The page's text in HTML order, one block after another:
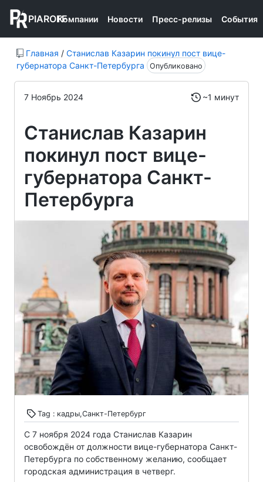
PIAROFFКомпании Новости Пресс-релизы События
Главная / Станислав Казарин покинул пост вице-
губернатора Санкт-Петербурга
Опубликовано
7 Ноябрь 2024 ~1 минут
Станислав Казарин
покинул пост вице-
губернатора Санкт-
Петербурга
Tag : кадры,Санкт-Петербург
С 7 ноября 2024 года Станислав Казарин
освобождён от должности вице-губернатора Санкт-
Петербурга по собственному желанию, сообщает
городская администрация в четверг.